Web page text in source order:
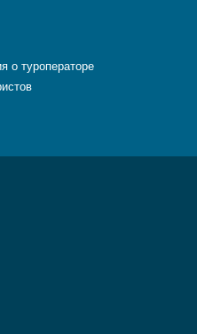
о туроператоре